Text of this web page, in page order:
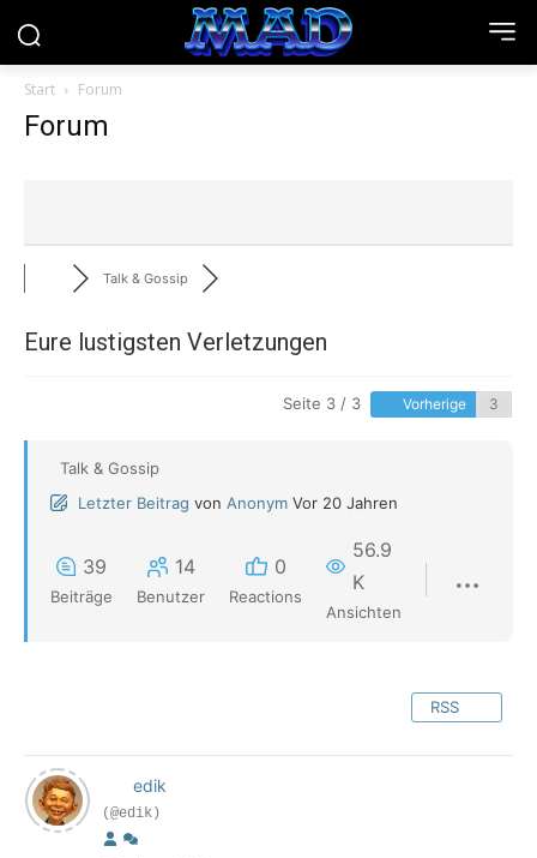
Start Forum
Forum
Talk & Gossip
Eure lustigsten Verletzungen
Seite 3 / 3 Vorherige
Talk & Gossip
Letzter Beitrag von Anonym Vor 20 Jahren
39
Beiträge
14
Benutzer
0
Reactions
56.9
K
Ansichten
RSS
edik
(@edik)